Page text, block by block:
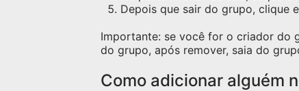
Depois que sair do grupo, clique
Importante: se você for o criador do
do grupo, após remover, saia do
Como adicionar alguém